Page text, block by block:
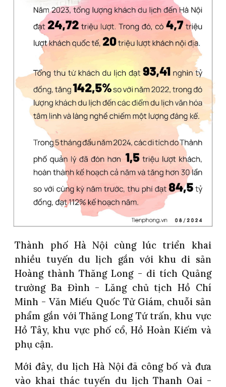
Thành phố Hà Nội cùng lúc triển khai
nhiều tuyến du lịch gắn với khu di sản
Hoàng thành Thăng Long - di tích Quảng
trường Ba Đình - Lăng chủ tịch Hồ Chí
Minh - Văn Miếu Quốc Tử Giám, chuỗi sản
phẩm gắn với Thăng Long Tứ trấn, khu vực
Hồ Tây, khu vực phố cổ, Hồ Hoàn Kiếm và
phụ cận.
Mới đây, du lịch Hà Nội đã công bố và đưa
vào khai thác tuyến du lịch Thanh Oai -